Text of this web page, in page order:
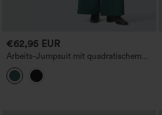
€62,95 EUR
Arbeits-Jumpsuit mit quadratischem
Ausschnitt, langen Ärmeln und Taschen
- Easy-Peezy-Edition